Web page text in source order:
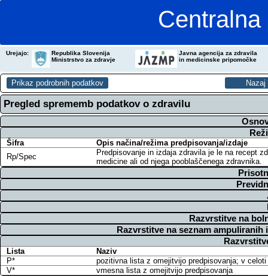
Urejajo:
Republika Slovenija
Ministrstvo za zdravje
Javna agencija za zdravila
in medicinske pripomočke
Pregled sprememb podatkov o zdravilu
Šifra
Opis načina/režima predpisovanja/izdaje
Rp/Spec
Predpisovanje in izdaja zdravila je le na recept
medicine ali od njega pooblaščenega zdravnika.
Razvrstitve na
Razvrstitve na seznam
Lista
Naziv
P*
pozitivna lista z omejitvijo predpisovanja; v
V*
vmesna lista z omejitvijo predpisovanja